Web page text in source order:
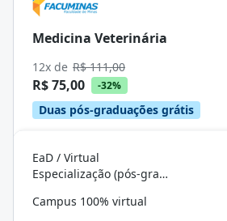
Medicina Veterinária
12x de R$ 111,00
R$ 75,00 -32%
Duas pós-graduações grátis
EaD / Virtual
Especialização (pós-graduação)
Campus 100% virtual